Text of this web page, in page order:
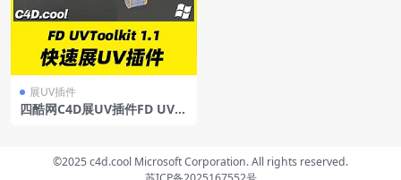
展UV插件
四酷网C4D展UV插件FD UVT
©2025 c4d.cool Microsoft Corporation. All rights reserved.